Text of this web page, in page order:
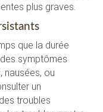
plus graves.
que la durée
symptômes
nausées, ou
un
troubles